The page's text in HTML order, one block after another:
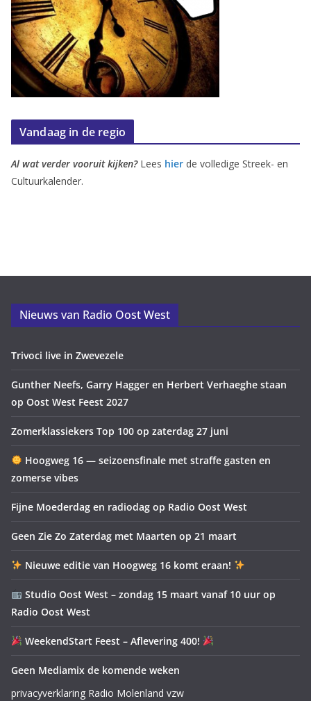
Vandaag in de regio
Al wat verder vooruit kijken?Lees hier de volledige Streek- en
Cultuurkalender.
Nieuws van Radio Oost West
Trivoci live in Zwevezele
Gunther Neefs, Garry Hagger en Herbert Verhaeghe staan
op Oost West Feest 2027
Zomerklassiekers Top 100 op zaterdag 27 juni
Hoogweg 16 — seizoensfinale met straffe gasten en
zomerse vibes
Fijne Moederdag en radiodag op Radio Oost West
Geen Zie Zo Zaterdag met Maarten op 21 maart
Nieuwe editie van Hoogweg 16 komt eraan!
Studio Oost West – zondag 15 maart vanaf 10 uur op
Radio Oost West
WeekendStart Feest – Aflevering 400!
Geen Mediamix de komende weken
privacyverklaring Radio Molenland vzw